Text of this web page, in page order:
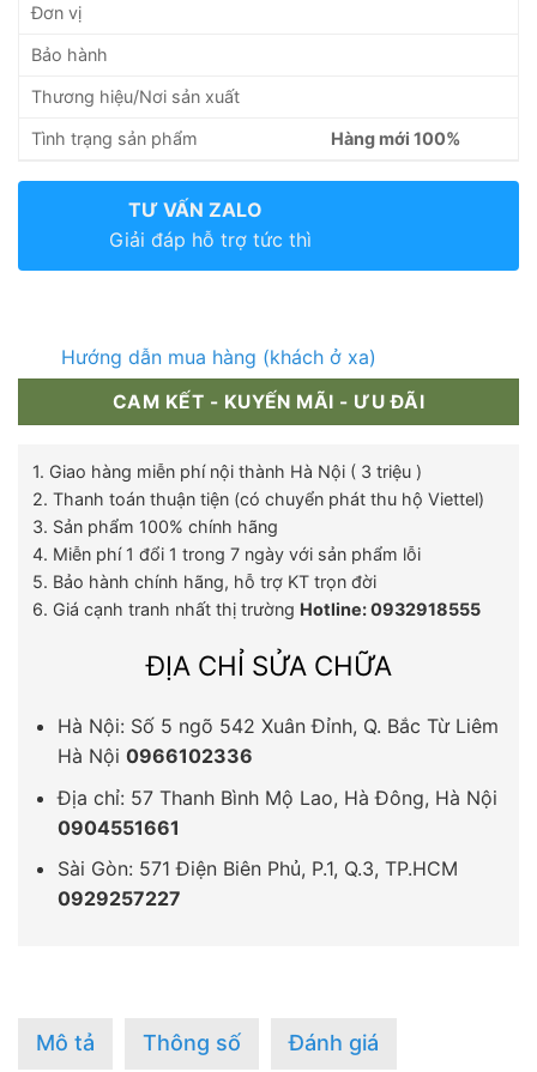
Đơn vị
Bảo hành
Thương hiệu/Nơi sản xuất
Tình trạng sản phẩm Hàng mới 100%
TƯ VẤN ZALO
Giải đáp hỗ trợ tức thì
Hướng dẫn mua hàng (khách ở xa)
CAM KẾT - KUYẾN MÃI - ƯU ĐÃI
1. Giao hàng miễn phí nội thành Hà Nội ( 3 triệu )
2. Thanh toán thuận tiện (có chuyển phát thu hộ Viettel)
3. Sản phẩm 100% chính hãng
4. Miễn phí 1 đổi 1 trong 7 ngày với sản phẩm lỗi
5. Bảo hành chính hãng, hỗ trợ KT trọn đời
6. Giá cạnh tranh nhất thị trường Hotline: 0932918555
ĐỊA CHỈ SỬA CHỮA
Hà Nội: Số 5 ngõ 542 Xuân Đỉnh, Q. Bắc Từ Liêm
Hà Nội 0966102336
Địa chỉ: 57 Thanh Bình Mộ Lao, Hà Đông, Hà Nội
0904551661
Sài Gòn: 571 Điện Biên Phủ, P.1, Q.3, TP.HCM
0929257227
Mô tả Thông số Đánh giá